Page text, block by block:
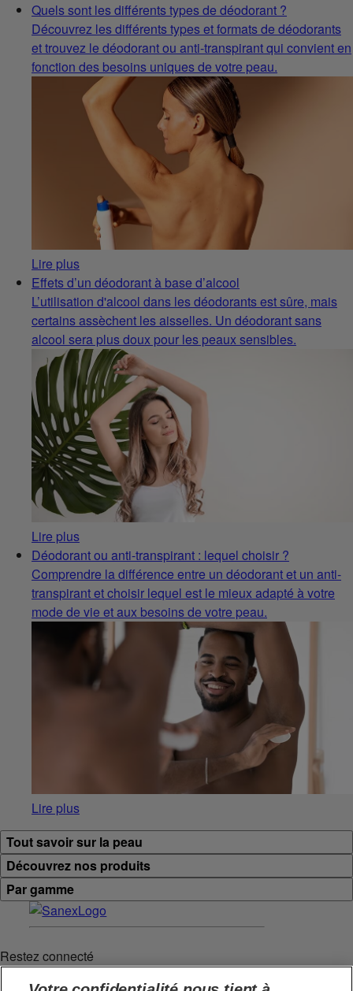
Quels sont les différents types de déodorant ?
Découvrez les différents types et formats de déodorants
et trouvez le déodorant ou anti-transpirant qui convient en
fonction des besoins uniques de votre peau.
Lire plus
Effets d’un déodorant à base d’alcool
L’utilisation d'alcool dans les déodorants est sûre, mais
certains assèchent les aisselles. Un déodorant sans
alcool sera plus doux pour les peaux sensibles.
Lire plus
Déodorant ou anti-transpirant : lequel choisir ?
Comprendre la différence entre un déodorant et un anti-
transpirant et choisir lequel est le mieux adapté à votre
mode de vie et aux besoins de votre peau.
Lire plus
Tout savoir sur la peau
Découvrez nos produits
Par gamme
Restez connecté